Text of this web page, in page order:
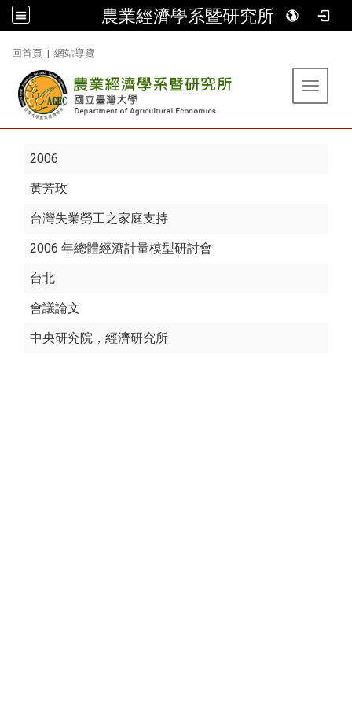
農業經濟學系暨研究所
回首頁 | 網站導覽
Toggle
2006
黃芳玫
台灣失業勞工之家庭支持
2006 年總體經濟計量模型研討會
台北
會議論文
中央研究院，經濟研究所